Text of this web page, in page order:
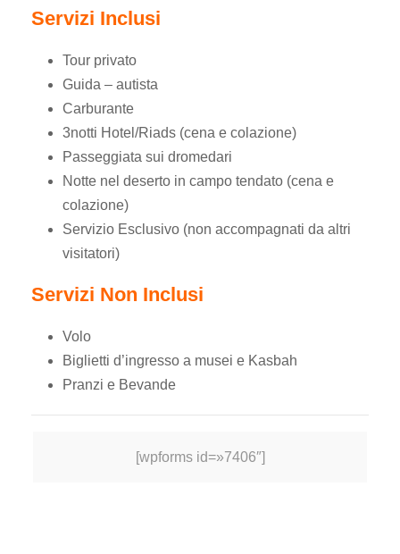
Servizi Inclusi
Tour privato
Guida – autista
Carburante
3notti Hotel/Riads (cena e colazione)
Passeggiata sui dromedari
Notte nel deserto in campo tendato (cena e
colazione)
Servizio Esclusivo (non accompagnati da altri
visitatori)
Servizi Non Inclusi
Volo
Biglietti d’ingresso a musei e Kasbah
Pranzi e Bevande
[wpforms id=»7406″]